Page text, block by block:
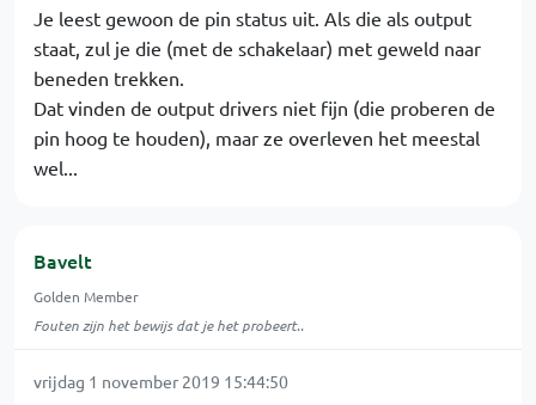
Je leest gewoon de pin status uit. Als die als output
staat, zul je die (met de schakelaar) met geweld naar
beneden trekken.
Dat vinden de output drivers niet fijn (die proberen de
pin hoog te houden), maar ze overleven het meestal
wel...
Bavelt
Golden Member
Fouten zijn het bewijs dat je het probeert..
vrijdag 1 november 2019 15:44:50